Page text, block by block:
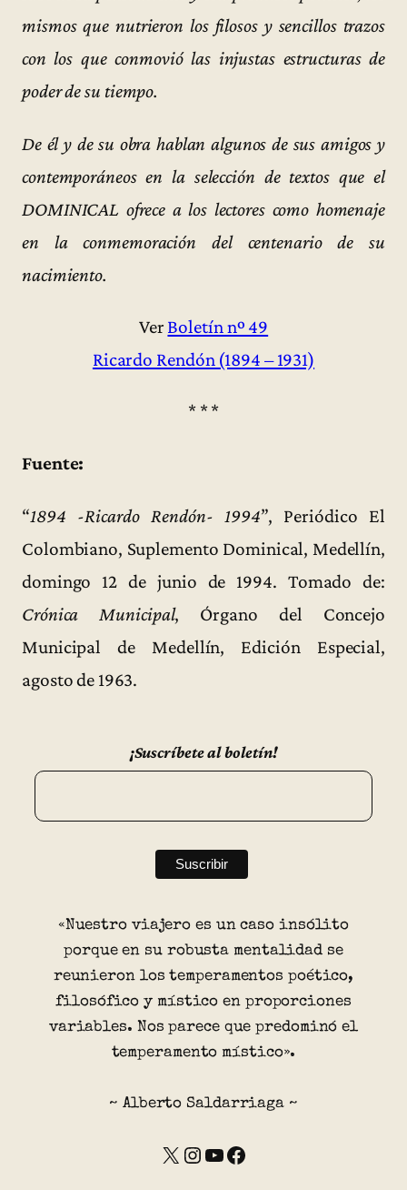
mismos que nutrieron los filosos y sencillos trazos
con los que conmovió las injustas estructuras de
poder de su tiempo.
De él y de su obra hablan algunos de sus amigos y
contemporáneos en la selección de textos que el
DOMINICAL ofrece a los lectores como homenaje
en la conmemoración del centenario de su
nacimiento.
Ver Boletín nº 49
Ricardo Rendón (1894 – 1931)
* * *
Fuente:
“1894 -Ricardo Rendón- 1994”, Periódico El
Colombiano, Suplemento Dominical, Medellín,
domingo 12 de junio de 1994. Tomado de:
Crónica Municipal, Órgano del Concejo
Municipal de Medellín, Edición Especial,
agosto de 1963.
¡Suscríbete al boletín!
«Nuestro viajero es un caso insólito
porque en su robusta mentalidad se
reunieron los temperamentos poético,
filosófico y místico en proporciones
variables. Nos parece que predominó el
temperamento místico».
~ Alberto Saldarriaga ~
X Instagram YouTube Facebook